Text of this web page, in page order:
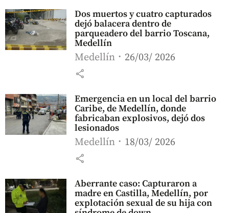
Dos muertos y cuatro capturados
dejó balacera dentro de
parqueadero del barrio Toscana,
Medellín
Medellín 26/03/ 2026
share
Emergencia en un local del barrio
Caribe, de Medellín, donde
fabricaban explosivos, dejó dos
lesionados
Medellín 18/03/ 2026
share
Aberrante caso: Capturaron a
madre en Castilla, Medellín, por
explotación sexual de su hija con